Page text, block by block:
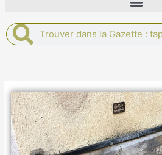
RechercherRechercher